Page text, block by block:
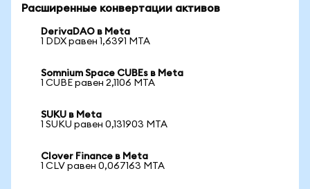
Расширенные конвертации активов
DerivaDAO в Meta
1 DDX равен 1,6391 MTA
Somnium Space CUBEs в Meta
1 CUBE равен 2,1106 MTA
SUKU в Meta
1 SUKU равен 0,131903 MTA
Clover Finance в Meta
1 CLV равен 0,067163 MTA